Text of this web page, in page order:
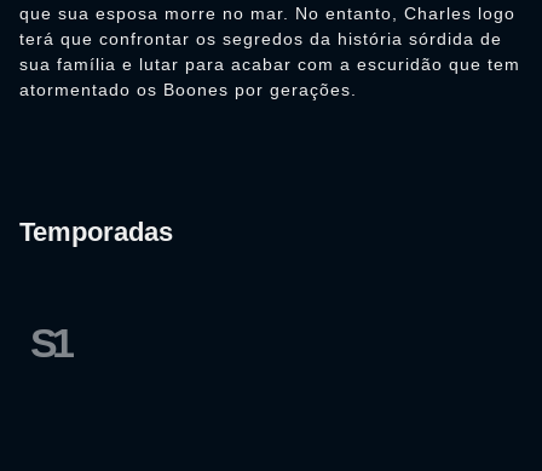
que sua esposa morre no mar. No entanto, Charles logo
terá que confrontar os segredos da história sórdida de
sua família e lutar para acabar com a escuridão que tem
atormentado os Boones por gerações.
Temporadas
S1